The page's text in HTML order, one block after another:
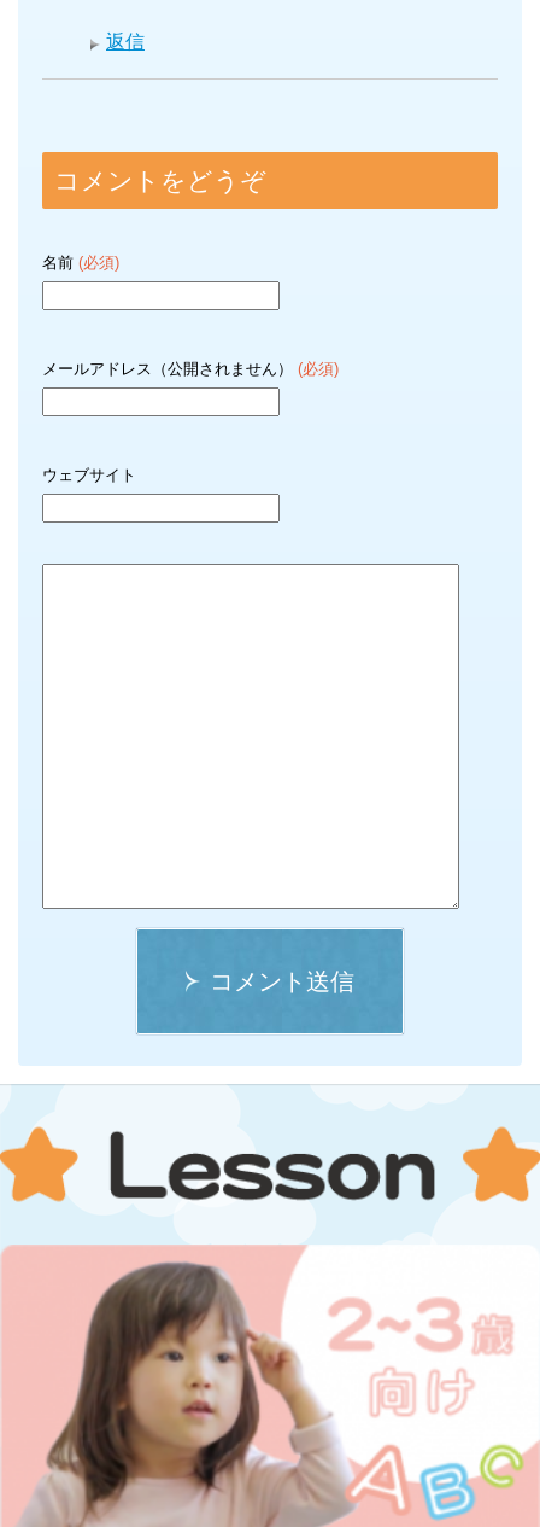
返信
コメントをどうぞ
名前 (必須)
メールアドレス（公開されません） (必須)
ウェブサイト
コメント送信